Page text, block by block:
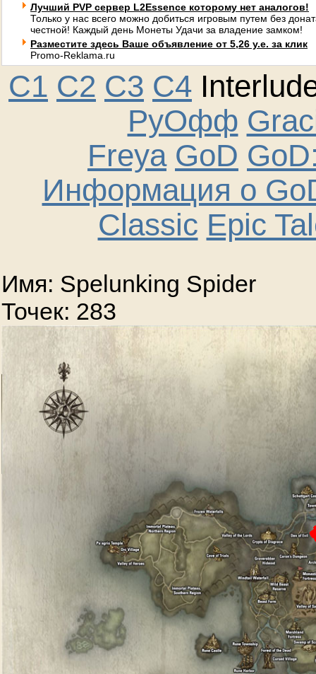
Лучший PVP сервер L2Essence которому нет аналогов!
Только у нас всего можно добиться игровым путем без
честной! Каждый день Монеты Удачи за владение замком!
Разместите здесь Ваше объявление от 5,26 у.е. за клик
Promo-Reklama.ru
C1 C2 C3 C4
РуОфф
Freya GoD
Информация о
Classic Epic
Имя: Spelunking Spider
Точек: 283